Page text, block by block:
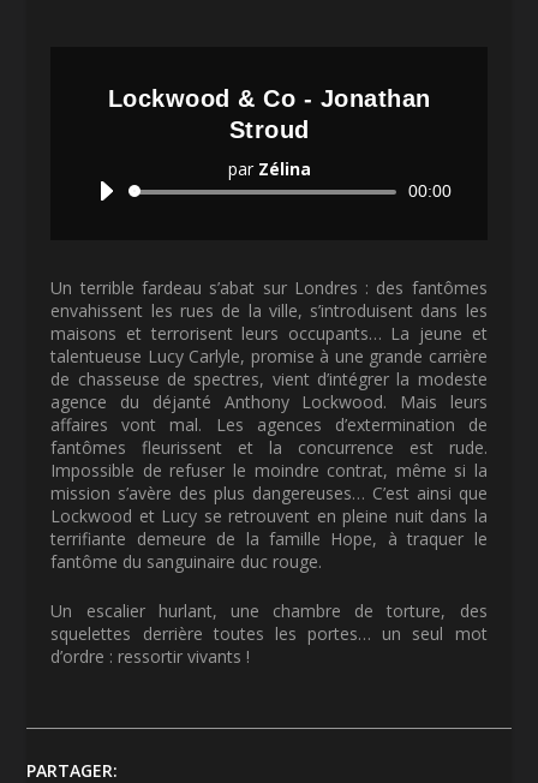
Lockwood & Co - Jonathan
Stroud
par Zélina
Lecteur
00:00
Un terrible fardeau s’abat sur Londres : des fantômes
envahissent les rues de la ville, s’introduisent dans les
maisons et terrorisent leurs occupants… La jeune et
talentueuse Lucy Carlyle, promise à une grande carrière
de chasseuse de spectres, vient d’intégrer la modeste
agence du déjanté Anthony Lockwood. Mais leurs
affaires vont mal. Les agences d’extermination de
fantômes fleurissent et la concurrence est rude.
Impossible de refuser le moindre contrat, même si la
mission s’avère des plus dangereuses… C’est ainsi que
Lockwood et Lucy se retrouvent en pleine nuit dans la
terrifiante demeure de la famille Hope, à traquer le
fantôme du sanguinaire duc rouge.
Un escalier hurlant, une chambre de torture, des
squelettes derrière toutes les portes… un seul mot
d’ordre : ressortir vivants !
PARTAGER: